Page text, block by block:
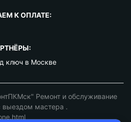
К ОПЛАТЕ:
ключ в Москве
Ремонт и обслуживание
мастера .